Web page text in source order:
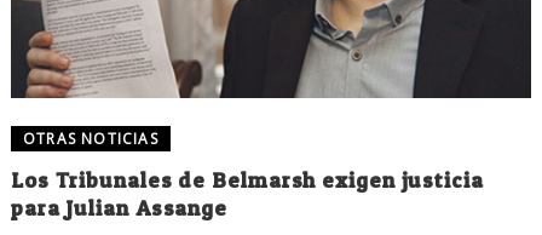
OTRAS NOTICIAS
Los Tribunales de Belmarsh exigen justicia
para Julian Assange